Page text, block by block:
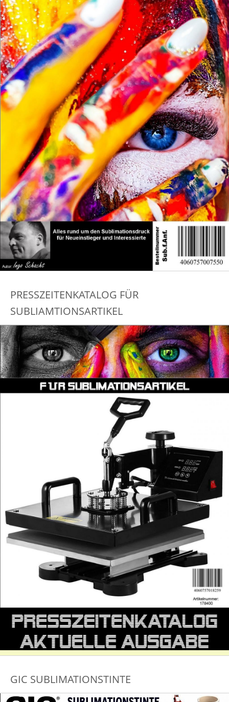
PRESSZEITENKATALOG FÜR
SUBLIAMTIONSARTIKEL
GIC SUBLIMATIONSTINTE